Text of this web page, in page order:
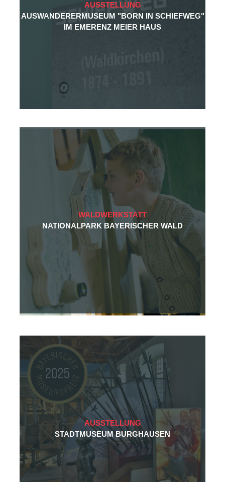
AUSSTELLUNG
AUSWANDERERMUSEUM "BORN IN SCHIEFWEG"
IM EMERENZ MEIER HAUS
WALDWERKSTATT
NATIONALPARK BAYERISCHER WALD
AUSSTELLUNG
STADTMUSEUM BURGHAUSEN